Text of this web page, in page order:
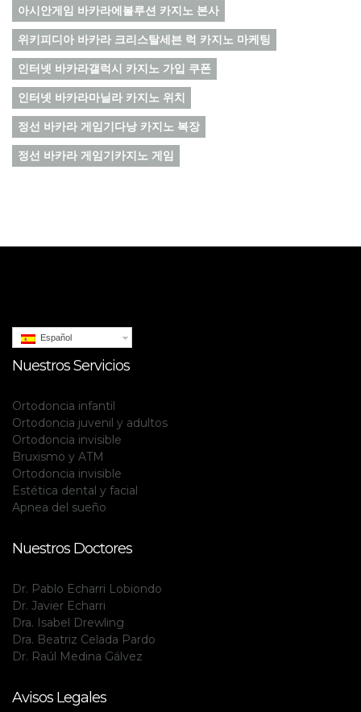
아시안게임 바카라에볼루션 카지노 본사
위키피디아 바카라 크리스탈세븐 럭 카지노 마케팅
인터넷 바카라갤럭시 카지노 가입 쿠폰
인터넷 바카라마닐라 카지노 위치
정선 바카라 게임기다낭 카지노 복장
정선 바카라 게임기카지노 게임
Español
Nuestros Servicios
Ortodoncia infantil
Ortodoncia juvenil y adultos
Ortodoncia invisible
Bruxismo y ATM
Ortodoncia invisible
Estética dental y facial
Apnea del sueño
Nuestros Doctores
Dr. Pablo Echarri Lobiondo
Dr. Javier Echarri
Dra. Isabel Drewling
Dra. Beatriz Celada Pardo
Dr. Raúl Medina Gálvez
Avisos Legales